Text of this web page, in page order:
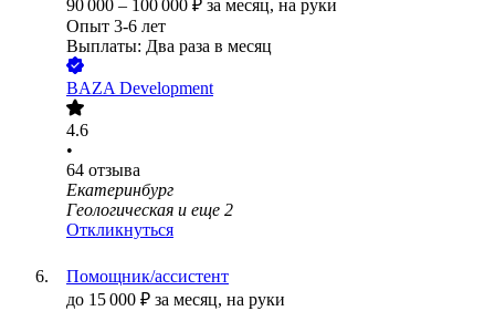
90 000 – 100 000 ₽ за месяц, на руки
Опыт 3-6 лет
Выплаты: Два раза в месяц
BAZA Development
4.6
•
64 отзыва
Екатеринбург
Геологическая и еще 2
Откликнуться
Помощник/ассистент
до 15 000 ₽ за месяц, на руки